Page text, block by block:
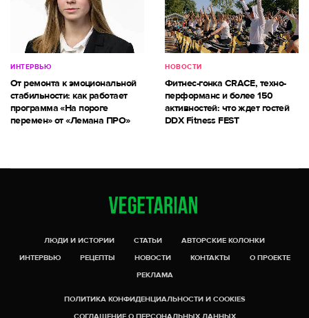
ИНТЕРВЬЮ
От ремонта к эмоциональной
стабильности: как работает
программа «На пороге
перемен» от «Лемана ПРО»
НОВОСТИ
Фитнес-гонка CRACE, техно-
перформанс и более 150
активностей: что ждет гостей
DDX Fitness FEST
ЛЮДИ И ИСТОРИИ СТАТЬИ
АВТОРСКИЕ КОЛОНКИ
ИНТЕРВЬЮ
РЕЦЕПТЫ НОВОСТИ КОНТАКТЫ
О ПРОЕКТЕ
РЕКЛАМА
ПОЛИТИКА КОНФИДЕНЦИАЛЬНОСТИ И COOKIES
СОГЛАШЕНИЕ О ПЕРСОНАЛЬНЫХ ДАННЫХ